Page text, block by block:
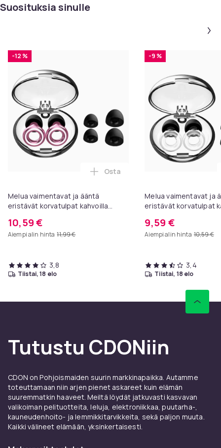
Suosituksia sinulle
-12 %
Melua vaimentavat ja ääntä
eristävät korvatulpat kahvoilla
10,59 €
Aiempi alin hinta 11,99 €
Lisää Melua vaimentavat ja
Osta
3,8
tiistai, 18 elo
-9 %
Melua vaimentavat ja
eristävät korvatulpat
9,59 €
Aiempi alin hinta 10,59 €
3,4
tiistai, 18 elo
Tutustu CDONiin
CDON on Pohjoismaiden suurin markkinapaikka. Autamme
toteuttamaan niin arjen pienet askareet kuin elämän
suuremmatkin haaveet. Meiltä löydät jatkuvasti kasvavan
valikoiman pelituotteita, leluja, elektroniikkaa, puutarha-,
kauneudenhoito- ja lemmikkitarvikkeita, sekä paljon muuta.
Kaikki välineet elämään, yksinkertaisesti.